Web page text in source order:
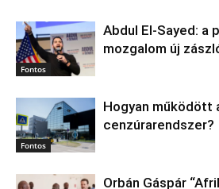
Fontos
Abdul El‑Sayed: a
mozgalom új
Fontos
Hogyan működött
cenzúrarendszer?
Orbán Gáspár